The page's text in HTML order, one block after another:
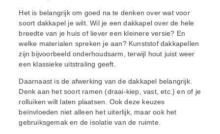
Het is belangrijk om goed na te denken over wat voor
soort dakkapel je wilt. Wil je een dakkapel over de hele
breedte van je huis of liever een kleinere versie? En
welke materialen spreken je aan? Kunststof dakkapellen
zijn bijvoorbeeld onderhoudsarm, terwijl hout juist weer
een klassieke uitstraling geeft.
Daarnaast is de afwerking van de dakkapel belangrijk.
Denk aan het soort ramen (draai-kiep, vast, etc.) en of je
rolluiken wilt laten plaatsen. Ook deze keuzes
beïnvloeden niet alleen het uiterlijk, maar ook het
gebruiksgemak en de isolatie van de ruimte.